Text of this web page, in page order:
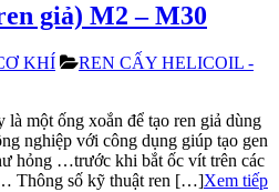
giả) M2 – M30
KHÍ
REN CẤY HELICOIL -
một ống xoắn để tạo ren giả dùng
nghiệp với công dụng giúp tạo gen
hỏng …trước khi bắt ốc vít trên các
Thông số kỹ thuật ren […]Xem tiếp